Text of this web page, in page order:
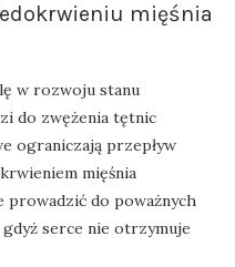
mięśnia
w rozwoju stanu
do zwężenia tętnic
ograniczają przepływ
mięśnia
prowadzić do poważnych
gdyż serce nie otrzymuje